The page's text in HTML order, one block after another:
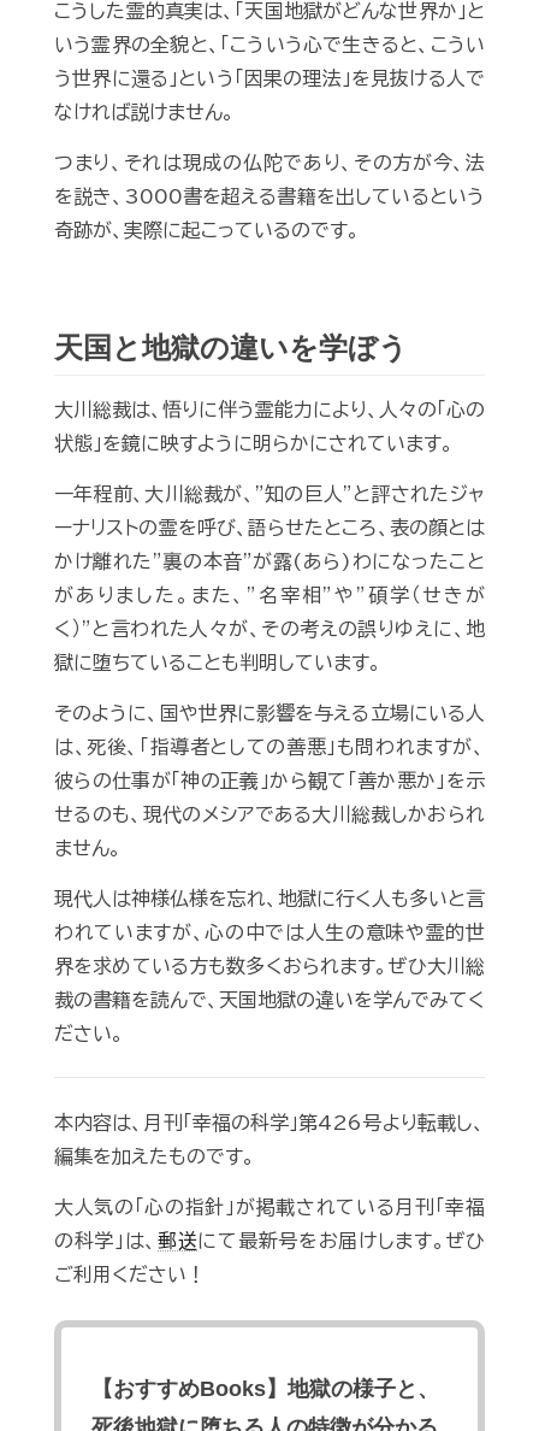
こうした霊的真実は、「天国地獄がどんな世界か」と
いう霊界の全貌と、「こういう心で生きると、こうい
う世界に還る」という「因果の理法」を見抜ける人で
なければ説けません。
つまり、それは現成の仏陀であり、その方が今、法
を説き、3000書を超える書籍を出しているという
奇跡が、実際に起こっているのです。
天国と地獄の違いを学ぼう
大川総裁は、悟りに伴う霊能力により、人々の「心の
状態」を鏡に映すように明らかにされています。
一年程前、大川総裁が、”知の巨人”と評されたジャ
ーナリストの霊を呼び、語らせたところ、表の顔とは
かけ離れた”裏の本音”が露(あら)わになったこと
がありました。また、”名宰相”や”碩学（せきが
く）”と言われた人々が、その考えの誤りゆえに、地
獄に堕ちていることも判明しています。
そのように、国や世界に影響を与える立場にいる人
は、死後、「指導者としての善悪」も問われますが、
彼らの仕事が「神の正義」から観て「善か悪か」を示
せるのも、現代のメシアである大川総裁しかおられ
ません。
現代人は神様仏様を忘れ、地獄に行く人も多いと言
われていますが、心の中では人生の意味や霊的世
界を求めている方も数多くおられます。ぜひ大川総
裁の書籍を読んで、天国地獄の違いを学んでみてく
ださい。
本内容は、月刊「幸福の科学」第426号より転載し、
編集を加えたものです。
大人気の「心の指針」が掲載されている月刊「幸福
の科学」は、郵送にて最新号をお届けします。ぜひ
ご利用ください！
【おすすめBooks】地獄の様子と、